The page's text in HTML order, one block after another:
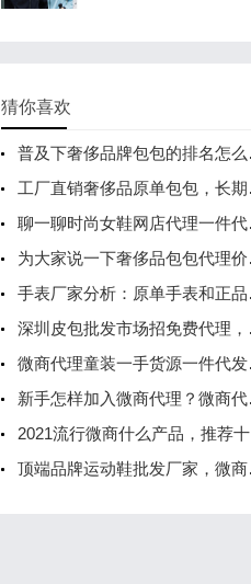
猜你喜欢
普及下奢侈品牌包包的排名怎么样？
工厂直销奢侈品原单包包，长期招微信代理
聊一聊时尚女鞋网店代理一件代发货源怎么找
为大家说一下奢侈品包包代理价格的内幕
手表厂家分析：原单手表和正品的区别有哪些？
深圳皮包批发市场招免费代理，厂家直销一件代发
微商代理童装一手货源一件代发 兼职创业零风险
新手怎样加入微商代理？微商代理起步技巧
2021流行微商什么产品，推荐十大靠谱的微商产品
顶端品牌运动鞋批发厂家，微商无门槛，免费代理